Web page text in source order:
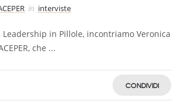
in interviste
in Pillole, incontriamo Veronica
che ...
CONDIVIDI